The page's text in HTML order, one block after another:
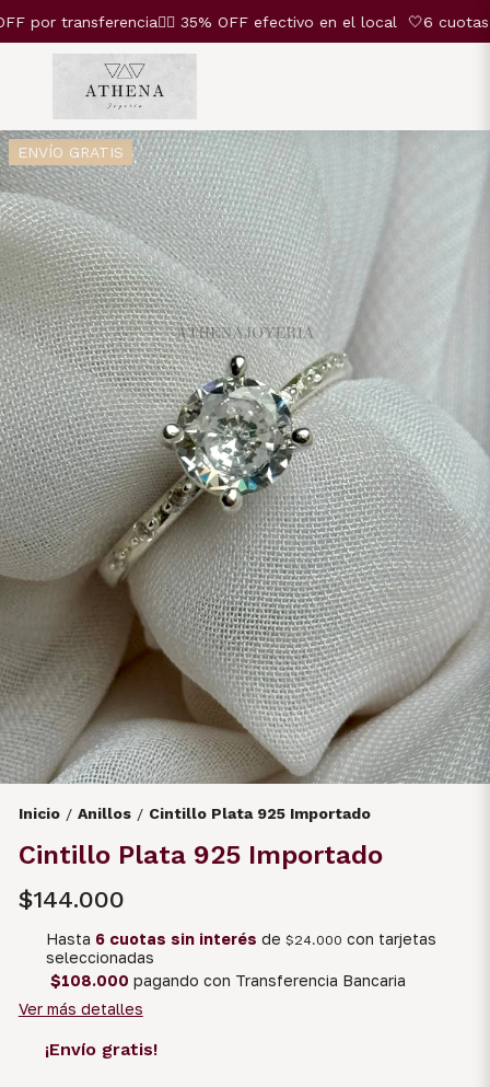
por transferencia❤️‍🔥 35% OFF efectivo en el local 🤍6 cuotas
ENVÍO GRATIS
Inicio / Anillos / Cintillo Plata 925 Importado
Cintillo Plata 925 Importado
$144.000
Hasta 6 cuotas sin interés de $24.000 con tarjetas
seleccionadas
$108.000 pagando con Transferencia Bancaria
Ver más detalles
¡Envío gratis!